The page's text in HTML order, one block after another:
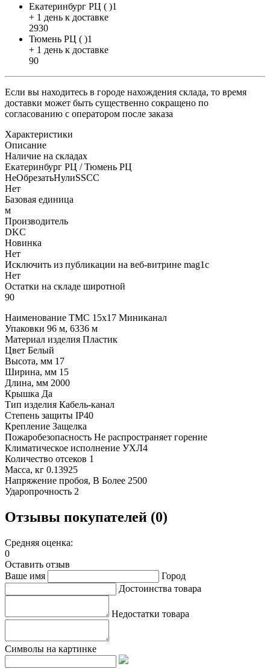
Екатеринбург РЦ ( )1
+ 1 день к доставке
2930
Тюмень РЦ ( )1
+ 1 день к доставке
90
Если вы находитесь в городе нахождения склада, то время
доставки может быть существенно сокращено по
согласованию с оператором после заказа
Характеристики
Описание
Наличие на складах
Екатеринбург РЦ / Тюмень РЦ
НеОбрезатьНулиSSCC
Нет
Базовая единица
м
Производитель
DKC
Новинка
Нет
Исключить из публикации на веб-витрине mag1c
Нет
Остатки на складе широтной
90
Наименование TMC 15x17 Миниканал
Упаковки 96 м, 6336 м
Материал изделия Пластик
Цвет Белый
Высота, мм 17
Ширина, мм 15
Длина, мм 2000
Крышка Да
Тип изделия Кабель-канал
Степень защиты IP40
Крепление Защелка
Пожаробезопасность Не распространяет горение
Климатическое исполнение УХЛ4
Количество отсеков 1
Масса, кг 0.13925
Напряжение пробоя, В Более 2500
Ударопрочность 2
Отзывы покупателей (0)
Средняя оценка:
0
Оставить отзыв
Ваше имя
Город
Достоинства товара
Недостатки товара
Символы на картинке